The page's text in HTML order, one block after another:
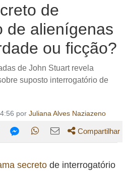
de
de alienígenas
ou ficção?
de John Stuart revela
suposto interrogatório de
por Juliana Alves Naziazeno
esta esta esta
Compartilhar
secreto de interrogatório